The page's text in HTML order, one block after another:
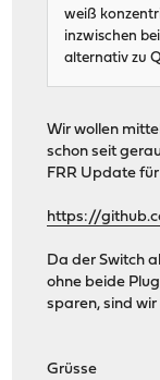
weiß
inzwischen
alternativ zu
Wir wollen
schon seit
FRR Update
https://
Da der Switch
ohne beide
sparen, sind
Grüsse